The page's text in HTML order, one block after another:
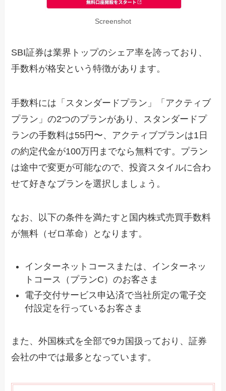
Screenshot
SBI証券は業界トップのシェア率を誇っており、
手数料が格安という特徴があります。
手数料には「スタンダードプラン」「アクティブ
プラン」の2つのプランがあり、スタンダードプ
ランの手数料は55円〜、アクティブプランは1日
の約定代金が100万円までなら無料です。プラン
は途中で変更が可能なので、投資スタイルに合わ
せて好きなプランを選択しましょう。
なお、以下の条件を満たすと国内株式売買手数料
が無料（ゼロ革命）となります。
インターネットコースまたは、インターネッ
トコース（プランC）のお客さま
電子交付サービス申込済で当社所定の電子交
付設定を行っているお客さま
また、外国株式を全部で9カ国扱っており、証券
会社の中では最多となっています。